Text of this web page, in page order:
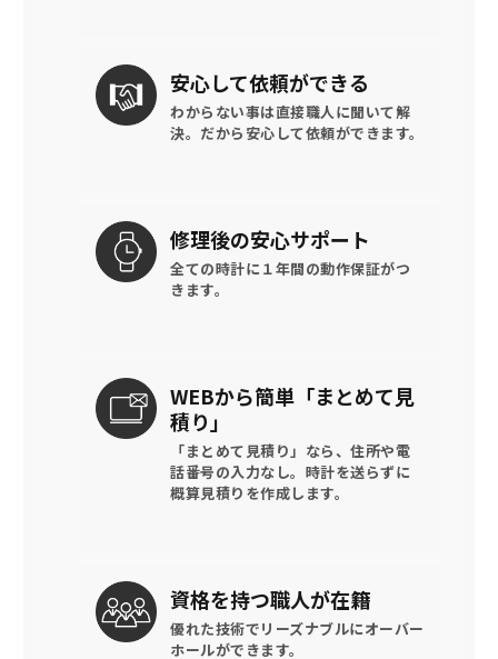
安心して依頼ができる
わからない事は直接職人に聞いて解
決。 だから安心して依頼ができます。
修理後の安心サポート
全ての時計に １年間の動作保証がつ
きます。
WEBから簡単 「まとめて見
積り」
「まとめて見積り」なら、住所や電
話番号の入力なし。時計を送らずに
概算見積りを作成します。
資格を持つ職人が在籍
優れた技術でリーズナブルにオーバー
ホールができます。